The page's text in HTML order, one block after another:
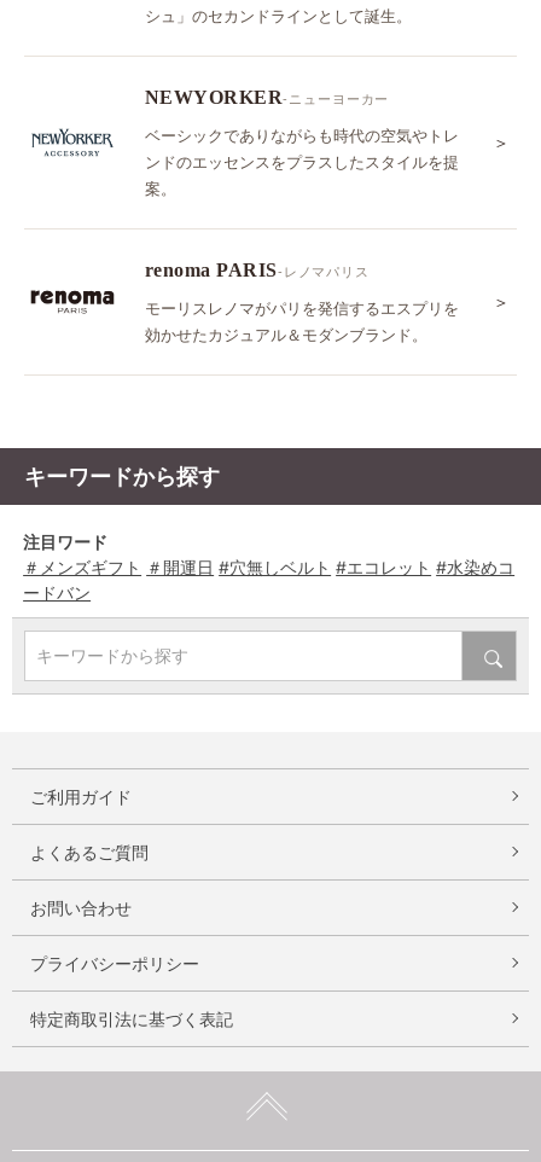
シュ」のセカンドラインとして誕生。
NEWYORKER-ニューヨーカー
ベーシックでありながらも時代の空気やトレ
ンドのエッセンスをプラスしたスタイルを提
案。
＞
renoma PARIS-レノマパリス
モーリスレノマがパリを発信するエスプリを
効かせたカジュアル＆モダンブランド。
＞
キーワードから探す
注目ワード
＃メンズギフト ＃開運日 #穴無しベルト #エコレット #水染めコ
ードバン
キーワードから探す
ご利用ガイド
よくあるご質問
お問い合わせ
プライバシーポリシー
特定商取引法に基づく表記